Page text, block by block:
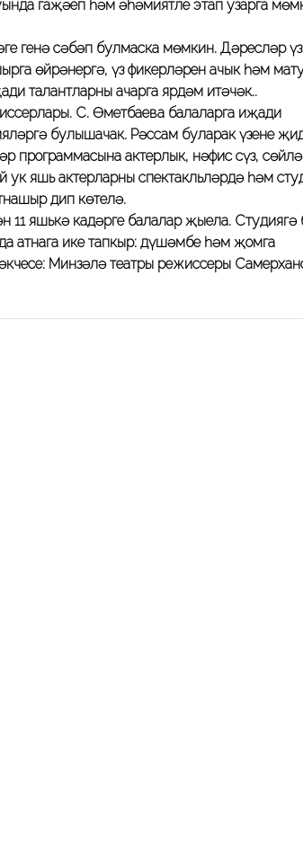
гаҗәеп һәм әһәмиятле этап узарга
генә сәбәп булмаска мөмкин. Дәресләр
өйрәнергә, үз фикерләрен ачык һәм
талантларны ачарга ярдәм итәчәк..
С. Өметбаева балаларга иҗади
булышачак. Рәссам буларак үзеңне
программасына актерлык, нәфис сүз,
яшь актерларны спектакльләрдә һәм
дип көтелә.
11 яшькә кадәрге балалар җыела. Студиягә
атнага ике тапкыр: дүшәмбе һәм җомга
Минзәлә театры режиссеры